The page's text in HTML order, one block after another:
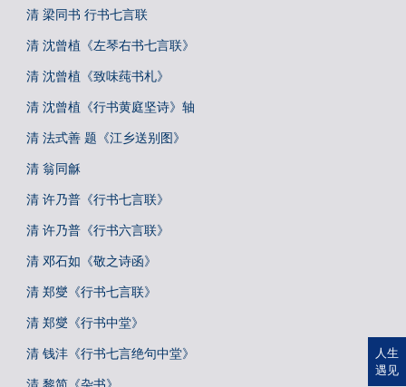
清 梁同书 行书七言联
清 沈曾植《左琴右书七言联》
清 沈曾植《致味莼书札》
清 沈曾植《行书黄庭坚诗》轴
清 法式善 题《江乡送别图》
清 翁同龢
清 许乃普《行书七言联》
清 许乃普《行书六言联》
清 邓石如《敬之诗函》
清 郑燮《行书七言联》
清 郑燮《行书中堂》
清 钱沣《行书七言绝句中堂》
人生
遇见